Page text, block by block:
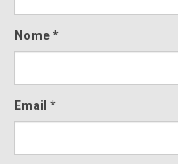
Nome*
Email*